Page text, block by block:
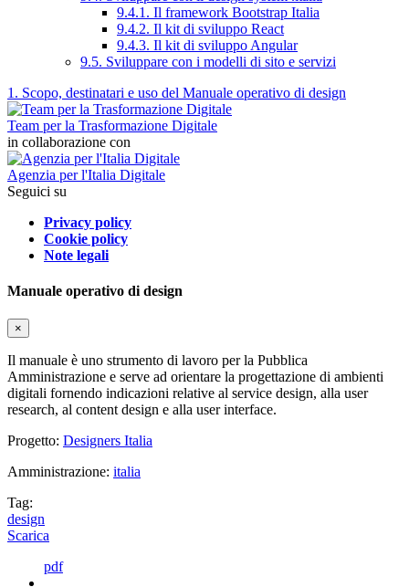
9.4.1. Il framework Bootstrap Italia
9.4.2. Il kit di sviluppo React
9.4.3. Il kit di sviluppo Angular
9.5. Sviluppare con i modelli di sito e servizi
1. Scopo, destinatari e uso del Manuale operativo di design
Team per la Trasformazione Digitale
in collaborazione con
Agenzia per l'Italia Digitale
Seguici su
Privacy policy
Cookie policy
Note legali
Manuale operativo di design
×
Il manuale è uno strumento di lavoro per la Pubblica
Amministrazione e serve ad orientare la progettazione di ambienti
digitali fornendo indicazioni relative al service design, alla user
research, al content design e alla user interface.
Progetto: Designers Italia
Amministrazione: italia
Tag:
design
Scarica
pdf